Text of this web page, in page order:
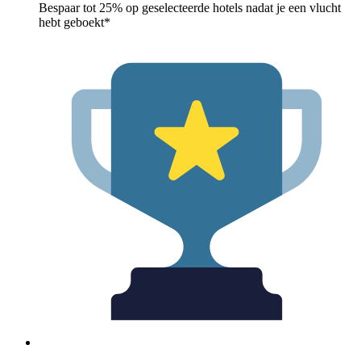
Bespaar tot 25% op geselecteerde hotels nadat je een vlucht
hebt geboekt*